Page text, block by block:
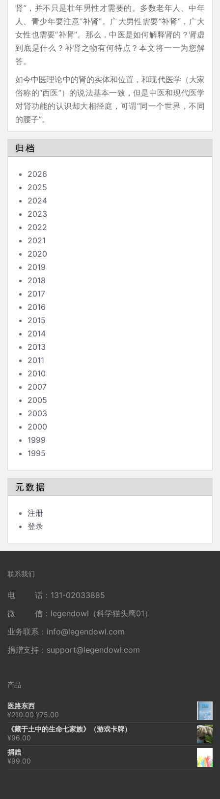
肾”，并不只是壮年男性才需要的。多数老年人、中年
人、青少年要注意“补肾”。广大男性需要“补肾”，广大
女性也需要“补肾”。那么，中医是如何解释肾的？肾虚
到底是什么？补肾之物有何特点？本文将一一为您解
答。
如今中医理论中的肾的实体和位置，和现代医学（大家
俗称的“西医”）的说法基本一致，但是中医和现代医学
对肾功能的认识却大相径庭，可谓“同一个世界，不同
的腰子”。
归档
2026
2025
2024
2023
2022
2021
2020
2019
2018
2017
2016
2015
2014
2013
2011
2010
2007
2005
2003
2000
1999
1995
元数据
注册
登录
联系我们
电 话：131-02033885
微 信：legendowl（科学猫头鹰01）
业务联系： info@legendowl.com
捐赠支持： support@legendowl.com
产品
医路东西
¥210.00 原
为：
¥75.00
价
《藏于土中的生命七家族》（游戏卡牌）
¥96.00
捐赠
¥99.00